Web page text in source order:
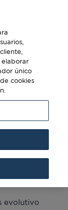
Spain,
en el pago
en
evolutivo
elaborar
único
cookies